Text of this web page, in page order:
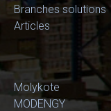
Branches solutions
Articles
Molykote
MODENGY